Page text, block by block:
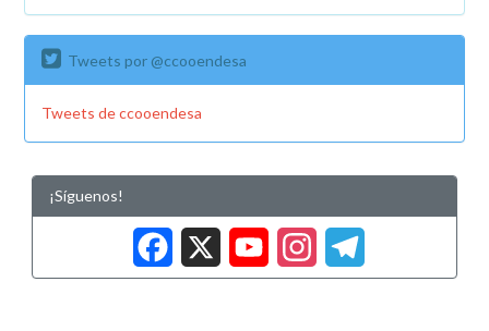
Tweets por @ccooendesa
Tweets de ccooendesa
¡Síguenos!
Facebook
X